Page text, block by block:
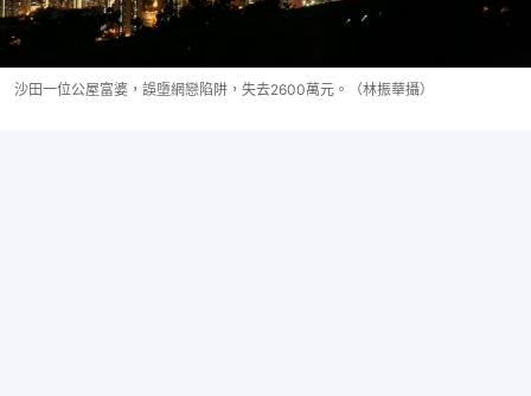
沙田一位公屋富婆，誤墮網戀陷阱，失去2600萬元。（林振華攝）